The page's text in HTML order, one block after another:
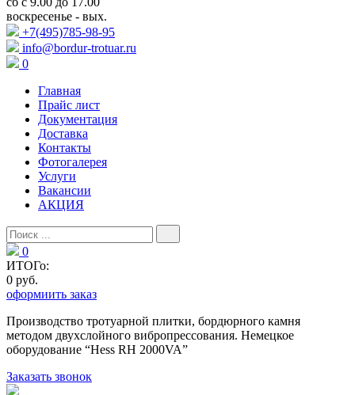
воскресенье - вых.
+7(495)785-98-95
info@bordur-trotuar.ru
0
Главная
Прайс лист
Документация
Доставка
Контакты
Фотогалерея
Услуги
Вакансии
АКЦИЯ
0
ИТОГо:
0 руб.
оформиить заказ
Производство тротуарной плитки, бордюрного камня
методом двухслойного вибропресcования. Немецкое
оборудование “Hess RH 2000VA”
Заказать звонок